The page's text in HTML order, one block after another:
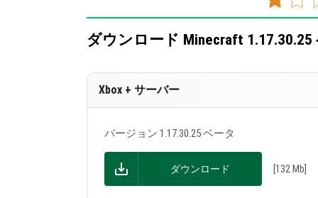
まず第一に、Minecraft 1.17.30.25の世
なるバイオーム間の移り変わりがスム
れ、より現実的になりました。以前は
アメジスト結晶は別の注意を受けるべ
それはいくつかの層で構成されたボー
は、Minecraft PE 1.17.30.25のアメシス
アメシストブロックを歩いていると、
ダウンロード Minecraft 1.17.30.25
Xbox + サーバー
バージョン 1.17.30.25 ベータ
ダウンロード [132 Mb]